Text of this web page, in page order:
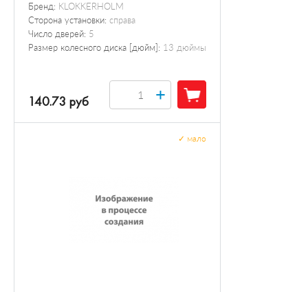
Бренд: KLOKKERHOLM
Сторона установки: справа
Число дверей: 5
Размер колесного диска [дюйм]: 13 дюймы
140.73 руб +
мало